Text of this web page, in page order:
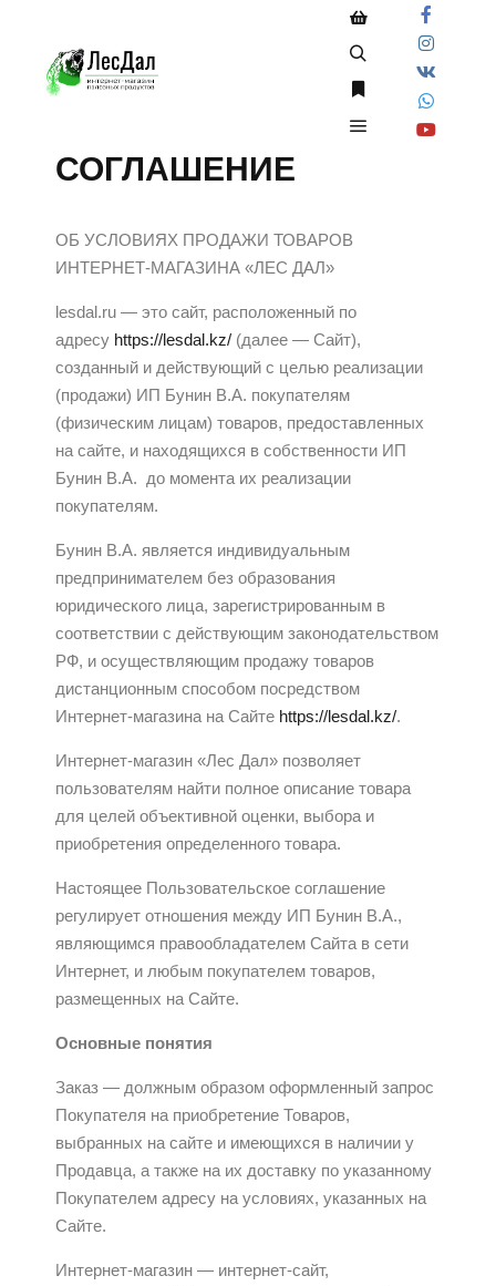
ПОЛЬЗОВАТЕЛЬСКОЕ
СОГЛАШЕНИЕ
ОБ УСЛОВИЯХ ПРОДАЖИ ТОВАРОВ
ИНТЕРНЕТ-МАГАЗИНА «ЛЕС ДАЛ»
lesdal.ru — это сайт, расположенный по
адресу https://lesdal.kz/ (далее — Сайт),
созданный и действующий с целью реализации
(продажи) ИП Бунин В.А. покупателям
(физическим лицам) товаров, предоставленных
на сайте, и находящихся в собственности ИП
Бунин В.А. до момента их реализации
покупателям.
Бунин В.А. является индивидуальным
предпринимателем без образования
юридического лица, зарегистрированным в
соответствии с действующим законодательством
РФ, и осуществляющим продажу товаров
дистанционным способом посредством
Интернет-магазина на Сайте https://lesdal.kz/.
Интернет-магазин «Лес Дал» позволяет
пользователям найти полное описание товара
для целей объективной оценки, выбора и
приобретения определенного товара.
Настоящее Пользовательское соглашение
регулирует отношения между ИП Бунин В.А.,
являющимся правообладателем Сайта в сети
Интернет, и любым покупателем товаров,
размещенных на Сайте.
Основные понятия
Заказ — должным образом оформленный запрос
Покупателя на приобретение Товаров,
выбранных на сайте и имеющихся в наличии у
Продавца, а также на их доставку по указанному
Покупателем адресу на условиях, указанных на
Сайте.
Интернет-магазин — интернет-сайт,